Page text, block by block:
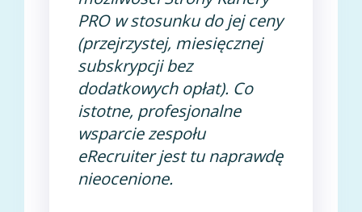
PRO w stosunku do jej ceny
(przejrzystej, miesięcznej
subskrypcji bez
dodatkowych opłat). Co
istotne, profesjonalne
wsparcie zespołu
eRecruiter jest tu naprawdę
nieocenione.